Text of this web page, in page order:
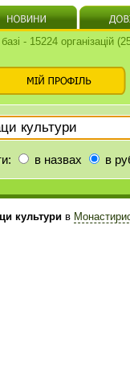
- 15224 організацій
в назвах в
культури в